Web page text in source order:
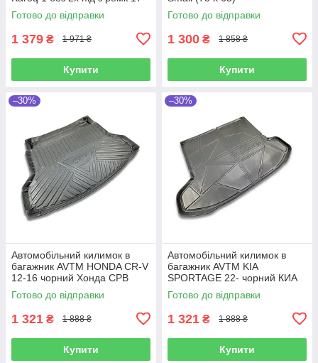
чорний Шкода Карок
Готово до відправки
1 379 ₴ 1 971 ₴
Купити
Готово до відправки
1 300 ₴ 1 858 ₴
Купити
–30%
Автомобільний килимок в
багажник AVTM HONDA CR-V
12-16 чорний Хонда СРВ
Готово до відправки
1 321 ₴ 1 888 ₴
Купити
–30%
Автомобільний килимок в
багажник AVTM KIA
SPORTAGE 22- чорний КИА
Спортейдж
Готово до відправки
1 321 ₴ 1 888 ₴
Купити